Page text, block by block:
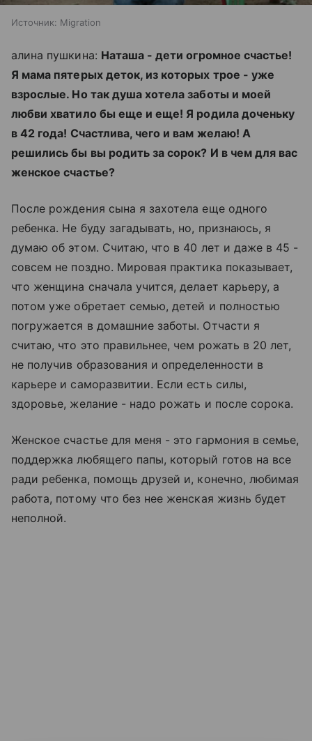
Источник: Migration
алина пушкина: Наташа - дети огромное счастье!
Я мама пятерых деток, из которых трое - уже
взрослые. Но так душа хотела заботы и моей
любви хватило бы еще и еще! Я родила доченьку
в 42 года! Счастлива, чего и вам желаю! А
решились бы вы родить за сорок? И в чем для вас
женское счастье?
После рождения сына я захотела еще одного
ребенка. Не буду загадывать, но, признаюсь, я
думаю об этом. Считаю, что в 40 лет и даже в 45 -
совсем не поздно. Мировая практика показывает,
что женщина сначала учится, делает карьеру, а
потом уже обретает семью, детей и полностью
погружается в домашние заботы. Отчасти я
считаю, что это правильнее, чем рожать в 20 лет,
не получив образования и определенности в
карьере и саморазвитии. Если есть силы,
здоровье, желание - надо рожать и после сорока.
Женское счастье для меня - это гармония в семье,
поддержка любящего папы, который готов на все
ради ребенка, помощь друзей и, конечно, любимая
работа, потому что без нее женская жизнь будет
неполной.